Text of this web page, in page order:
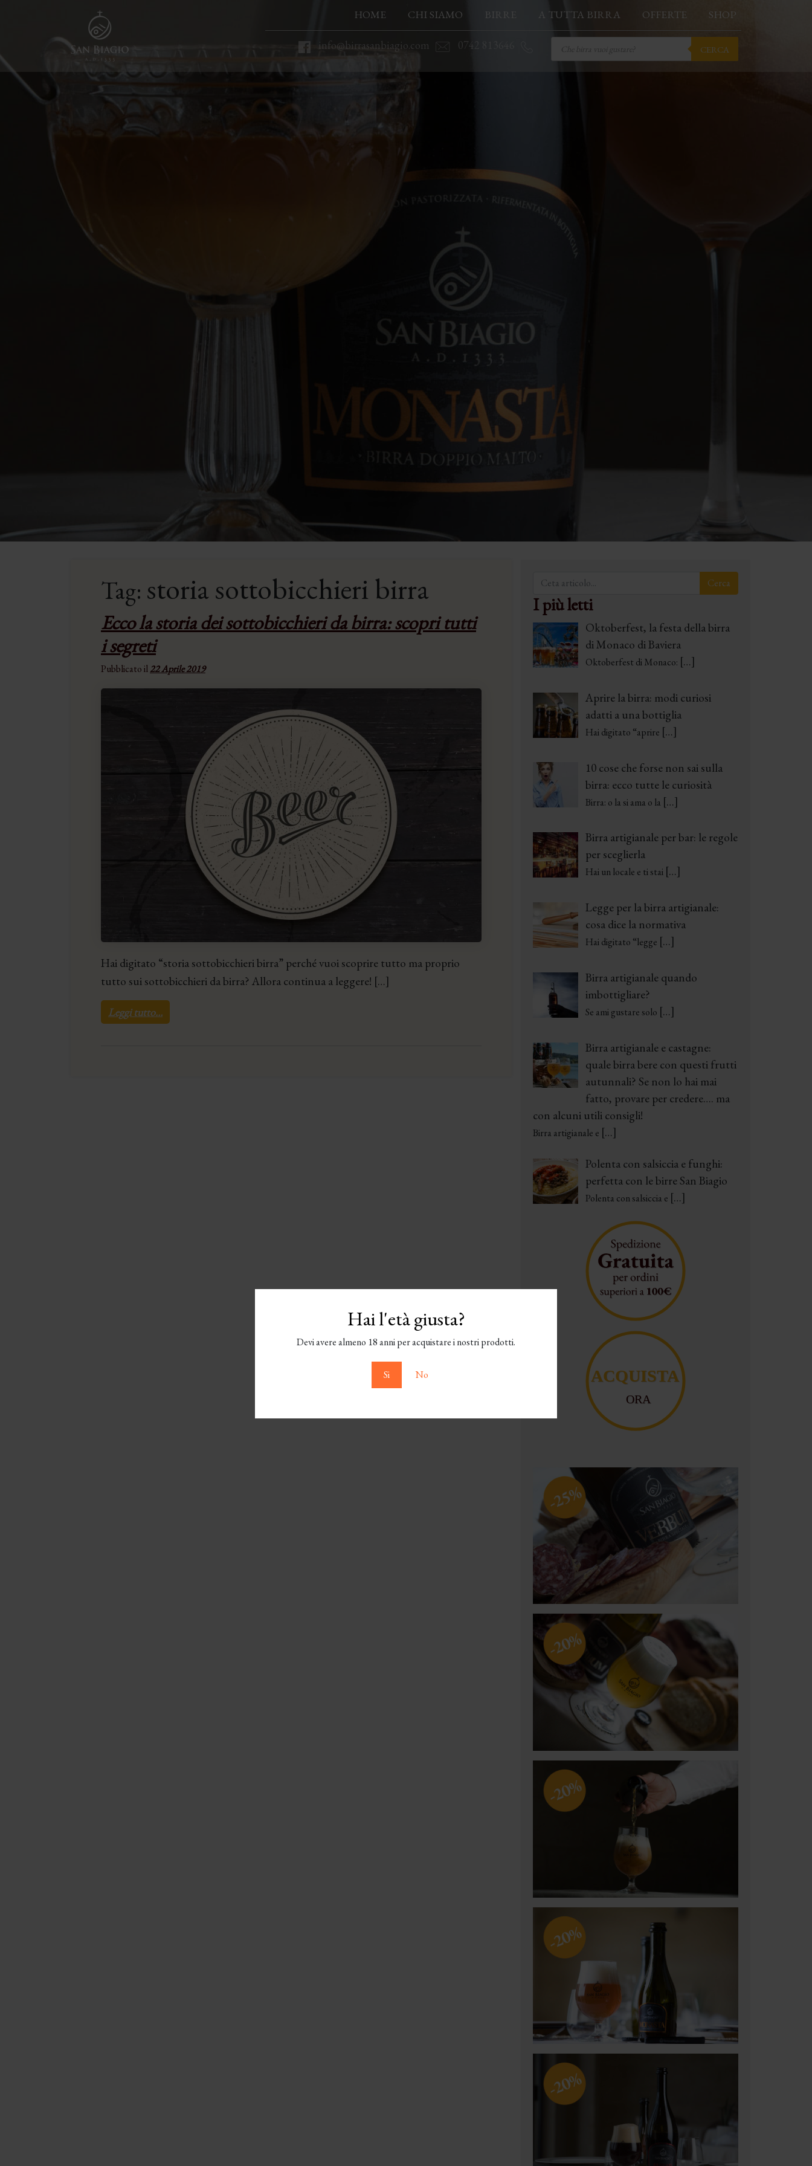
Hai l'età giusta?
Devi avere almeno 18 anni per acquistare i nostri prodotti.
Si No
HOME CHI SIAMO BIRRE A TUTTA BIRRA OFFERTE SHOP
info@birrasanbiagio.com 0742 813646 search CERCA
Tag: storia sottobicchieri birra
Ecco la storia dei sottobicchieri da birra: scopri tutti
i segreti
Pubblicato il22 Aprile 2019
Hai digitato “storia sottobicchieri birra” perché vuoi scoprire tutto ma proprio
tutto sui sottobicchieri da birra? Allora continua a leggere! […]
Leggi tutto…
I più letti
Oktoberfest, la festa della birra
di Monaco di Baviera
Oktoberfest di Monaco: […]
Aprire la birra: modi curiosi
adatti a una bottiglia
Hai digitato “aprire […]
10 cose che forse non sai sulla
birra: ecco tutte le curiosità
Birra: o la si ama o la […]
Birra artigianale per bar: le regole
per sceglierla
Hai un locale e ti stai […]
Legge per la birra artigianale:
cosa dice la normativa
Hai digitato “legge […]
Birra artigianale quando
imbottigliare?
Se ami gustare solo […]
Birra artigianale e castagne:
quale birra bere con questi frutti
autunnali? Se non lo hai mai
fatto, provare per credere…. ma
con alcuni utili consigli!
Birra artigianale e […]
Polenta con salsiccia e funghi:
perfetta con le birre San Biagio
Polenta con salsiccia e […]